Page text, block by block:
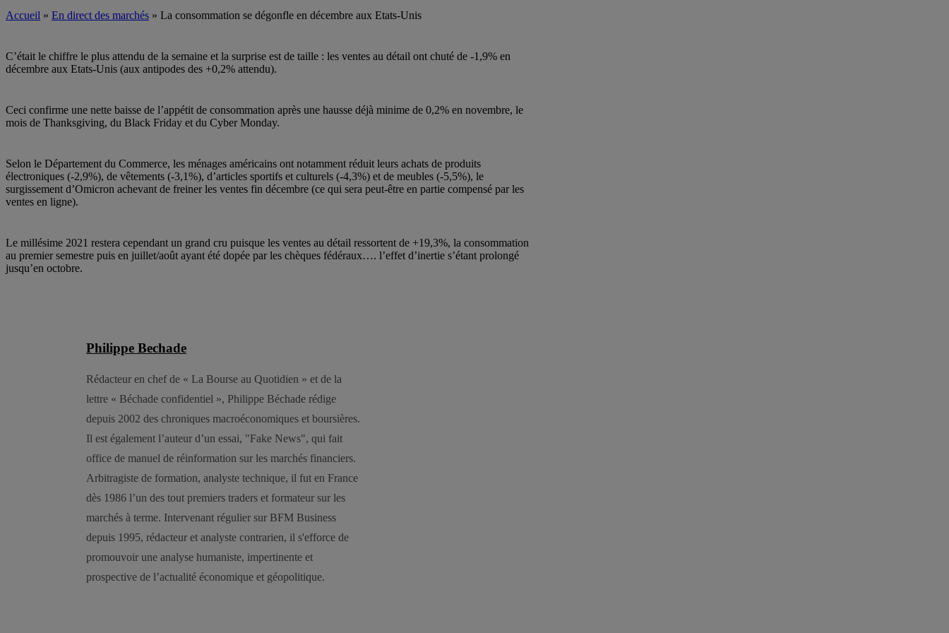
Accueil » En direct des marchés » La consommation se dégonfle en décembre aux Etats-Unis
C’était le chiffre le plus attendu de la semaine et la surprise est de taille : les ventes au détail ont chuté de -1,9% en
décembre aux Etats-Unis (aux antipodes des +0,2% attendu).
Ceci confirme une nette baisse de l’appétit de consommation après une hausse déjà minime de 0,2% en novembre, le
mois de Thanksgiving, du Black Friday et du Cyber Monday.
Selon le Département du Commerce, les ménages américains ont notamment réduit leurs achats de produits
électroniques (-2,9%), de vêtements (-3,1%), d’articles sportifs et culturels (-4,3%) et de meubles (-5,5%), le
surgissement d’Omicron achevant de freiner les ventes fin décembre (ce qui sera peut-être en partie compensé par les
ventes en ligne).
Le millésime 2021 restera cependant un grand cru puisque les ventes au détail ressortent de +19,3%, la consommation
au premier semestre puis en juillet/août ayant été dopée par les chèques fédéraux…. l’effet d’inertie s’étant prolongé
jusqu’en octobre.
Philippe Bechade
Rédacteur en chef de « La Bourse au Quotidien » et de la
lettre « Béchade confidentiel », Philippe Béchade rédige
depuis 2002 des chroniques macroéconomiques et boursières.
Il est également l’auteur d’un essai, "Fake News", qui fait
office de manuel de réinformation sur les marchés financiers.
Arbitragiste de formation, analyste technique, il fut en France
dès 1986 l’un des tout premiers traders et formateur sur les
marchés à terme. Intervenant régulier sur BFM Business
depuis 1995, rédacteur et analyste contrarien, il s'efforce de
promouvoir une analyse humaniste, impertinente et
prospective de l’actualité économique et géopolitique.